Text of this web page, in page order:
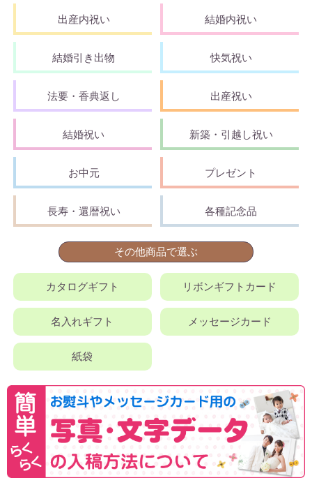
出産内祝い 結婚内祝い
結婚引き出物 快気祝い
法要・香典返し 出産祝い
結婚祝い 新築・引越し祝い
お中元 プレゼント
長寿・還暦祝い 各種記念品
その他商品で選ぶ
カタログギフト リボンギフトカード
名入れギフト メッセージカード
紙袋